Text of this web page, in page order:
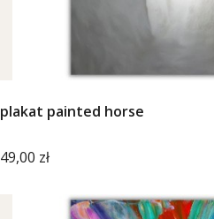
plakat painted horse
Cena
49,00 zł